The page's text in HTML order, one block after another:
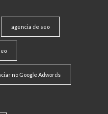
agencia de seo
no Google Adwords